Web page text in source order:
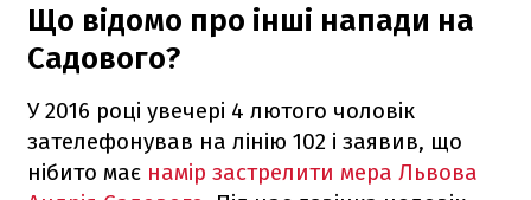
Що відомо про інші напади на
Садового?
У 2016 році увечері 4 лютого чоловік
зателефонував на лінію 102 і заявив, що
нібито має намір застрелити мера Львова